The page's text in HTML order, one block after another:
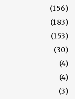
(156)
(183)
(153)
(30)
(4)
(4)
(3)